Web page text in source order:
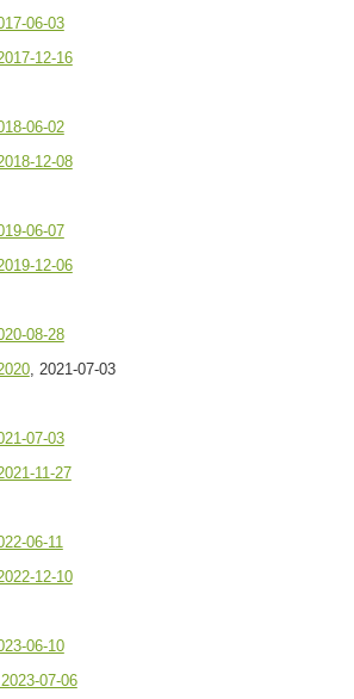
06-03
12-16
06-02
12-08
06-07
12-06
08-28
, 2021-07-03
07-03
11-27
06-11
12-10
06-10
07-06